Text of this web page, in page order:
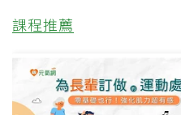
課程推薦